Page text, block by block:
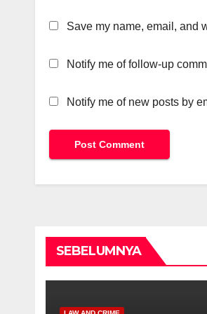
Save my name, email, and
Notify me of follow-up
Notify me of new posts by
SEBELUMNYA